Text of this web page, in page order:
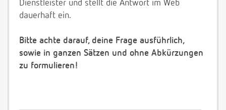
Dienstleister und stellt die Antwort im Web
dauerhaft ein.
Bitte achte darauf, deine Frage ausführlich,
sowie in ganzen Sätzen und ohne Abkürzungen
zu formulieren!